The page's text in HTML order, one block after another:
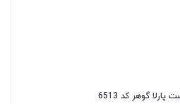
گوهر کد 6513